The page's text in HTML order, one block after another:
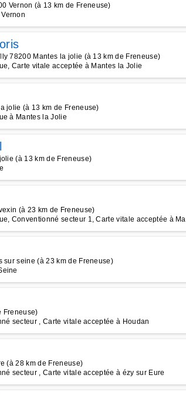
Vernon (à 13 km de Freneuse)
78200 Mantes la jolie (à 13 km de Freneuse)
Carte vitale acceptée à Mantes la Jolie
jolie (à 13 km de Freneuse)
à Mantes la Jolie
(à 13 km de Freneuse)
(à 23 km de Freneuse)
Conventionné secteur 1, Carte vitale acceptée à Ma
sur seine (à 23 km de Freneuse)
Freneuse)
secteur , Carte vitale acceptée à Houdan
(à 28 km de Freneuse)
secteur , Carte vitale acceptée à ézy sur Eure